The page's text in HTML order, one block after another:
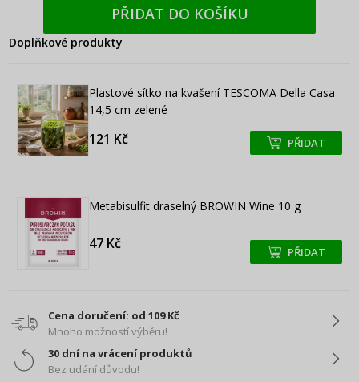
PŘIDAT DO KOŠÍKU
Doplňkové produkty
Plastové sítko na kvašení TESCOMA Della Casa
14,5 cm zelené
121 Kč +
+ PŘIDAT
Metabisulfit draselný BROWIN Wine 10 g
47 Kč +
+ PŘIDAT
Cena doručení: od 109 Kč
Mnoho možností výběru!
30 dní na vrácení produktů
Bez udání důvodu!